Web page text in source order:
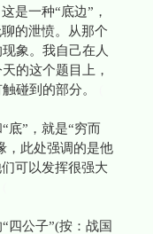
是一种“底边”，
的泄愤。从那个
象。我自己在人
的这个题目上，
碰到的部分。
底”，就是“穷而
，此处强调的是他
可以发挥很强大
四公子”(按：战国